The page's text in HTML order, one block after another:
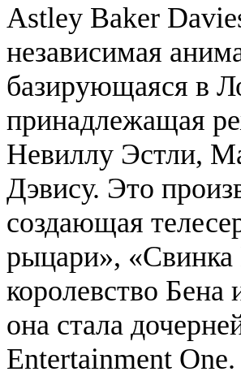
Astley Baker
независимая
базирующаяся в
принадлежащая
Невиллу Эстли,
Дэвису. Это
создающая
рыцари»,
королевство
она стала
Entertainment One.